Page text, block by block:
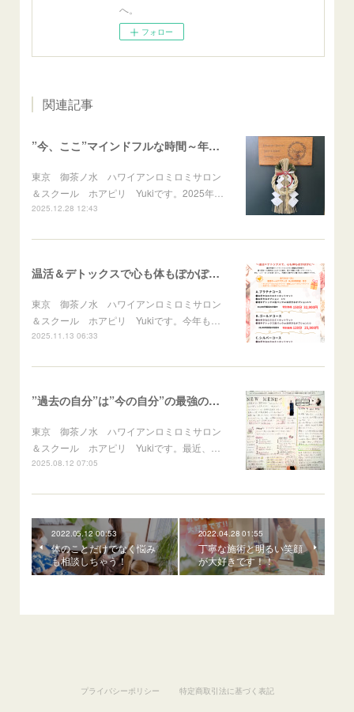
へ。
フォロー
関連記事
”今、ここ”マインドフルな時間～年末のご挨拶～
東京 御茶ノ水 ハワイアンロミロミサロン
＆スクール ホアピリ Yukiです。2025年…
2025.12.28 12:43
温活＆デトックスで心も体もぽかぽかに♪冬のスペシャルメニュー
東京 御茶ノ水 ハワイアンロミロミサロン
＆スクール ホアピリ Yukiです。今年も…
2025.11.13 06:33
”過去の自分”は”今の自分”の最強の応援団！
東京 御茶ノ水 ハワイアンロミロミサロン
＆スクール ホアピリ Yukiです。最近、…
2025.08.12 07:05
2022.05.12 00:53
体のことだけでなく悩み
も相談しちゃう！
2022.04.28 01:55
丁寧な施術と明るい笑顔
が大好きです！！
プライバシーポリシー 特定商取引法に基づく表記